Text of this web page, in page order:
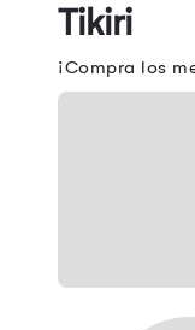
Tikiri
¡Compra los